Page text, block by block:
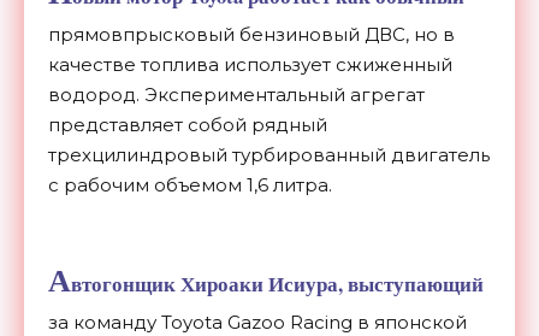
прямовпрысковый бензиновый ДВС, но в
качестве топлива использует сжиженный
водород. Экспериментальный агрегат
представляет собой рядный
трехцилиндровый турбированный двигатель
с рабочим объемом 1,6 литра.
Автогонщик Хироаки Исиура, выступающий
за команду Toyota Gazoo Racing в японской